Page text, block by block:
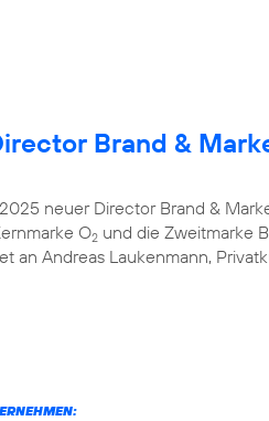
Brand &
neuer Director Brand &
O2 und die Zweitmarke
an Andreas Laukenmann,